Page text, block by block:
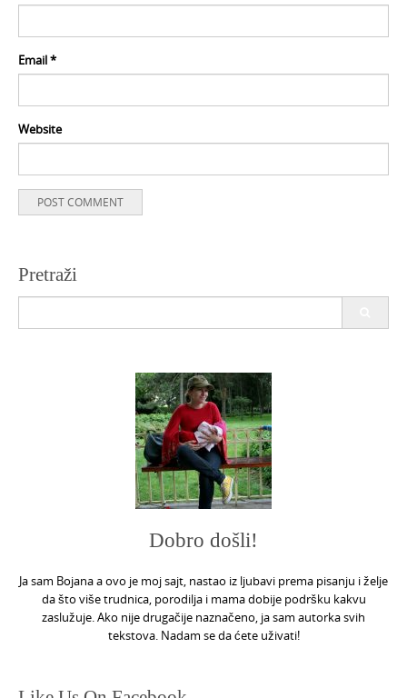
Email*
Website
Pretraži
Dobro došli!
Ja sam Bojana a ovo je moj sajt, nastao iz ljubavi prema pisanju i želje
da što više trudnica, porodilja i mama dobije podršku kakvu
zaslužuje. Ako nije drugačije naznačeno, ja sam autorka svih
tekstova. Nadam se da ćete uživati!